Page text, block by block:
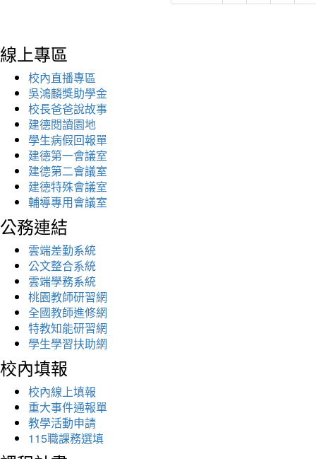
線上專區
校內直播專區
吳鴻麟獎助學金
校長爸爸說故事
建德閱讀園地
學生病假回報單
建德第一會議室
建德第二會議室
建德特殊會議室
輔導專用會議室
公務連結
雲端差勤系統
公文整合系統
雲端學務系統
桃園教師研習網
全國教師進修網
特教知能研習網
學生學習扶助網
校內填報
校內線上填報
重大事件通報單
教學活動申請
115職課務選填